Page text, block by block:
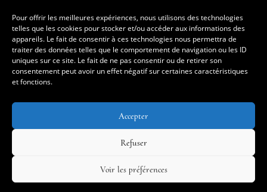
Pour offrir les meilleures expériences, nous utilisons des technologies
telles que les cookies pour stocker et/ou accéder aux informations des
appareils. Le fait de consentir à ces technologies nous permettra de
traiter des données telles que le comportement de navigation ou les ID
uniques sur ce site. Le fait de ne pas consentir ou de retirer son
consentement peut avoir un effet négatif sur certaines caractéristiques
et fonctions.
Accepter
Refuser
Voir les préférences
La Bergerie Étoilée
Projet de vie
Événements
Blog
Politique de confidentialité–